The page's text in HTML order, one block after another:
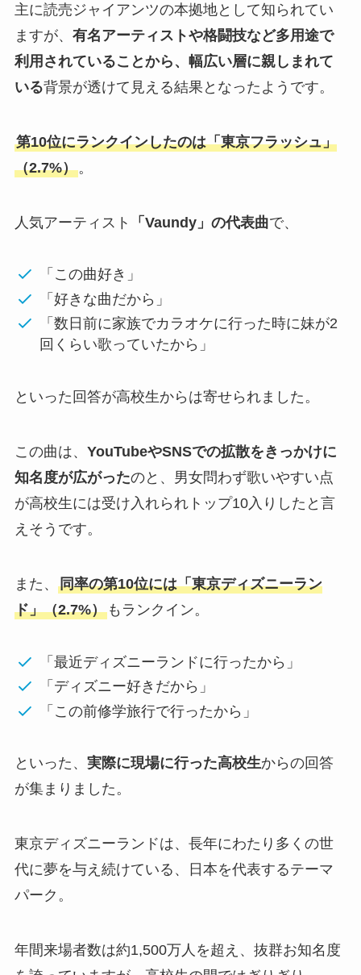
主に読売ジャイアンツの本拠地として知られてい
ますが、 有名アーティストや格闘技など多用途で
利用されていることから、幅広い層に親しまれて
いる背景が透けて見える結果となったようです。
第10位にランクインしたのは「東京フラッシュ」
（2.7%）。
人気アーティスト 「Vaundy」の代表曲で、
「この曲好き」
「好きな曲だから」
「数日前に家族でカラオケに行った時に妹が2
回くらい歌っていたから」
といった回答が高校生からは寄せられました。
この曲は、 YouTubeやSNSでの拡散をきっかけに
知名度が広がったのと、男女問わず歌いやすい点
が高校生には受け入れられトップ10入りしたと言
えそうです。
また、 同率の第10位には「東京ディズニーラン
ド」（2.7%）もランクイン。
「最近ディズニーランドに行ったから」
「ディズニー好きだから」
「この前修学旅行で行ったから」
といった、 実際に現場に行った高校生からの回答
が集まりました。
東京ディズニーランドは、長年にわたり多くの世
代に夢を与え続けている、日本を代表するテーマ
パーク。
年間来場者数は約1,500万人を超え、抜群お知名度